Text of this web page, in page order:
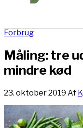
Forbrug
Måling: tre
mindre kød
23. oktober 2019 Af